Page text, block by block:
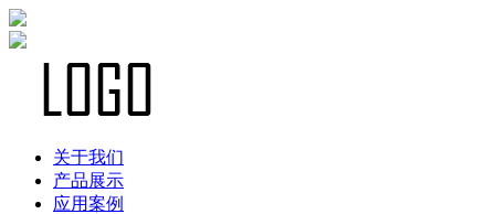
关于我们
产品展示
应用案例